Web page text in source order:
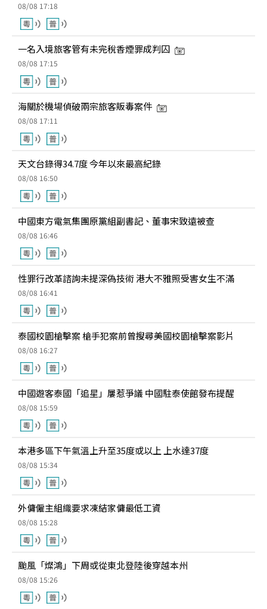
08/08 17:18
一名入境旅客管有未完稅香煙罪成判囚
08/08 17:15
海關於機場偵破兩宗旅客販毒案件
08/08 17:11
天文台錄得34.7度 今年以來最高紀錄
08/08 16:50
中國東方電氣集團原黨組副書記、董事宋致遠被查
08/08 16:46
性罪行改革諮詢未提深偽技術 港大不雅照受害女生不滿
08/08 16:41
泰國校園槍擊案 槍手犯案前曾搜尋美國校園槍擊案影片
08/08 16:27
中國遊客泰國「追星」屢惹爭議 中國駐泰使館發布提醒
08/08 15:59
本港多區下午氣溫上升至35度或以上 上水達37度
08/08 15:34
外傭僱主組織要求凍結家傭最低工資
08/08 15:28
颱風「燦鴻」下周或從東北登陸後穿越本州
08/08 15:26